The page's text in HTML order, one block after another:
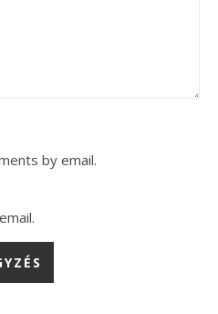
by email.